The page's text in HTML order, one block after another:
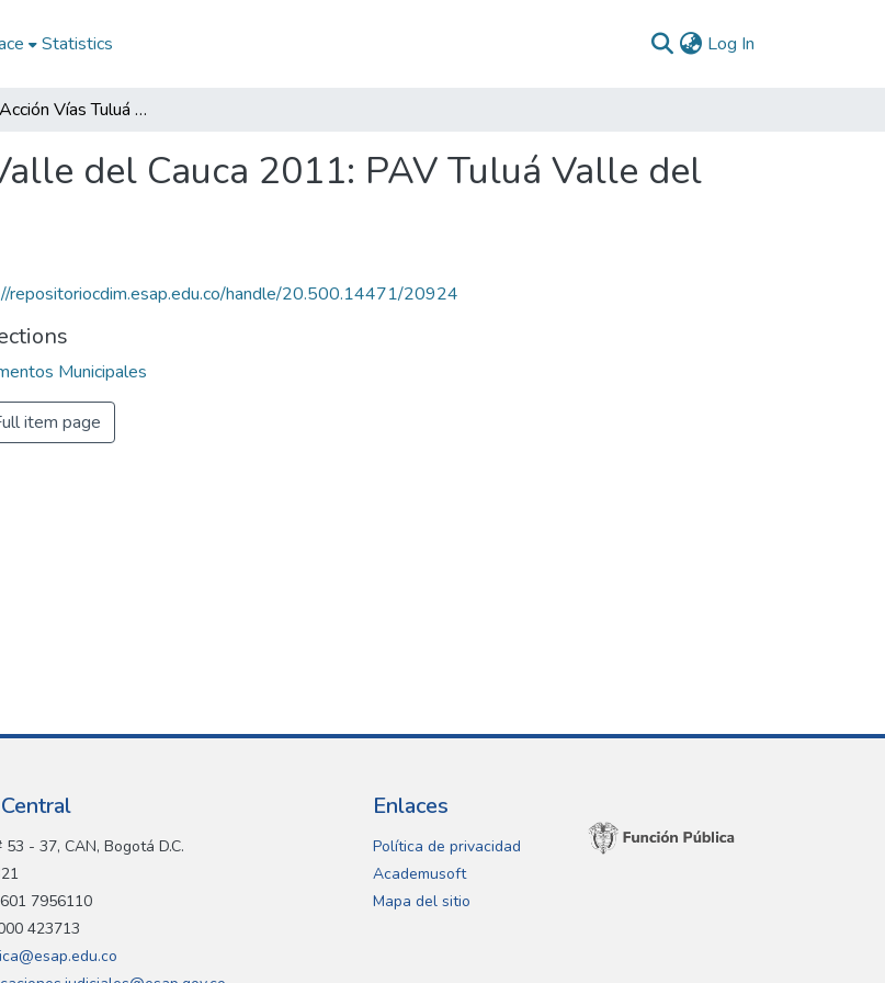
Statistics Log In
Plan de Acción Vías Tuluá Valle del Cauca 2011: PAV Tuluá Valle del Cauca 2011
del Cauca 2011: PAV Tuluá Valle del
repositoriocdim.esap.edu.co/handle/20.500.14471/20924
Municipales
item page
- 37, CAN, Bogotá D.C.
7956110
423713
Enlaces
Política de privacidad
Academusoft
Mapa del sitio